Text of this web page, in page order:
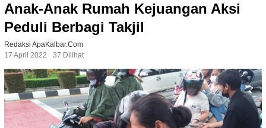
Anak-Anak Rumah Kejuangan Aksi
Peduli Berbagi Takjil
Redaksi ApaKalbar.com
17 April 2022
37 Dilihat